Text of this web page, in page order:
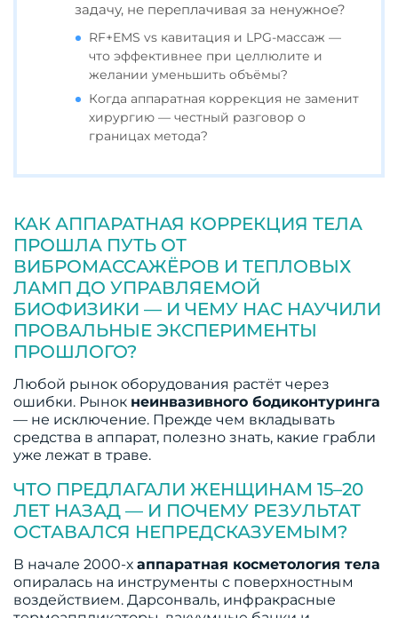
задачу, не переплачивая за ненужное?
RF+EMS vs кавитация и LPG-массаж —
что эффективнее при целлюлите и
желании уменьшить объёмы?
Когда аппаратная коррекция не заменит
хирургию — честный разговор о
границах метода?
КАК АППАРАТНАЯ КОРРЕКЦИЯ ТЕЛА
ПРОШЛА ПУТЬ ОТ
ВИБРОМАССАЖЁРОВ И ТЕПЛОВЫХ
ЛАМП ДО УПРАВЛЯЕМОЙ
БИОФИЗИКИ — И ЧЕМУ НАС НАУЧИЛИ
ПРОВАЛЬНЫЕ ЭКСПЕРИМЕНТЫ
ПРОШЛОГО?
Любой рынок оборудования растёт через
ошибки. Рынок неинвазивного бодиконтуринга
— не исключение. Прежде чем вкладывать
средства в аппарат, полезно знать, какие грабли
уже лежат в траве.
ЧТО ПРЕДЛАГАЛИ ЖЕНЩИНАМ 15–20
ЛЕТ НАЗАД — И ПОЧЕМУ РЕЗУЛЬТАТ
ОСТАВАЛСЯ НЕПРЕДСКАЗУЕМЫМ?
В начале 2000-х аппаратная косметология тела
опиралась на инструменты с поверхностным
воздействием. Дарсонваль, инфракрасные